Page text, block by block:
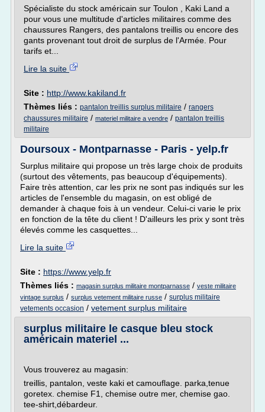
Spécialiste du stock américain sur Toulon , Kaki Land a
pour vous une multitude d'articles militaires comme des
chaussures Rangers, des pantalons treillis ou encore des
gants provenant tout droit de surplus de l'Armée. Pour
tarifs et...
Lire la suite
Site : http://www.kakiland.fr
Thèmes liés : pantalon treillis surplus militaire / rangers
chaussures militaire / materiel militaire a vendre / pantalon treillis
militaire
Doursoux - Montparnasse - Paris - yelp.fr
Surplus militaire qui propose un très large choix de produits
(surtout des vêtements, pas beaucoup d'équipements).
Faire très attention, car les prix ne sont pas indiqués sur les
articles de l'ensemble du magasin, on est obligé de
demander à chaque fois à un vendeur. Celui-ci varie le prix
en fonction de la tête du client ! D'ailleurs les prix y sont très
élevés comme les casquettes...
Lire la suite
Site : https://www.yelp.fr
Thèmes liés : magasin surplus militaire montparnasse / veste militaire
vintage surplus / surplus vetement militaire russe / surplus militaire
vetements occasion / vetement surplus militaire
surplus militaire le casque bleu stock
américain materiel ...
Vous trouverez au magasin:
treillis, pantalon, veste kaki et camouflage. parka,tenue
goretex. chemise F1, chemise outre mer, chemise gao.
tee-shirt,débardeur.